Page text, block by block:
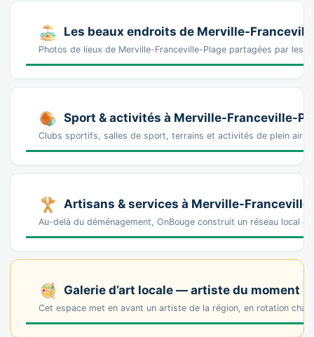
Les beaux endroits de Merville-
Photos de lieux de Merville-Franceville-Plage partagées par les
Sport & activités à Merville-Franceville-
Clubs sportifs, salles de sport, terrains et activités de plein air à
Artisans & services à Merville-
Au-delà du déménagement, OnBouge construit un réseau local
Galerie d’art locale — artiste du moment
Cet espace met en avant un artiste de la région, en rotation